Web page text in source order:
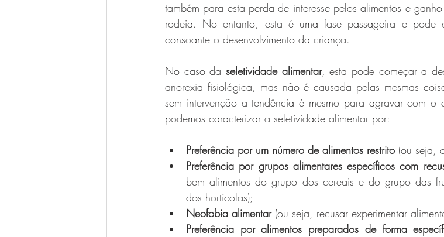
também para esta perda de interesse pelos alimentos e
rodeia. No entanto, esta é uma fase passageira e pode
consoante o desenvolvimento da criança.
No caso da seletividade alimentar, esta pode começar a
anorexia fisiológica, mas não é causada pelas mesmas
sem intervenção a tendência é mesmo para agravar com o
podemos caracterizar a seletividade alimentar por:
Preferência por um número de alimentos restrito (ou seja,
Preferência por grupos alimentares específicos com
bem alimentos do grupo dos cereais e do grupo das
dos hortícolas);
Neofobia alimentar (ou seja, recusar experimentar
Preferência por alimentos preparados de forma